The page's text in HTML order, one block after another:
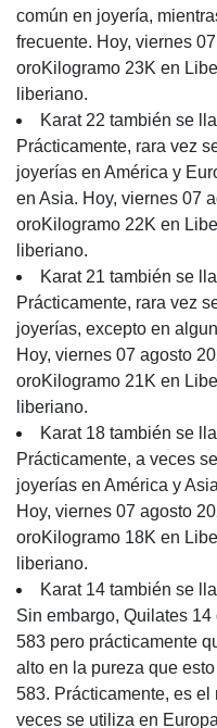
común en joyería,
frecuente. Hoy, viernes
oroKilogramo 23K en
liberiano.
Karat 22 también se
Prácticamente, rara vez
joyerías en América y
en Asia. Hoy, viernes 07
oroKilogramo 22K en
liberiano.
Karat 21 también se
Prácticamente, rara vez
joyerías, excepto en
Hoy, viernes 07 agosto
oroKilogramo 21K en
liberiano.
Karat 18 también se
Prácticamente, a veces
joyerías en América y
Hoy, viernes 07 agosto
oroKilogramo 18K en
liberiano.
Karat 14 también se
Sin embargo, Quilates
583 pero prácticamente
alto en la pureza que
583. Prácticamente, es el
veces se utiliza en